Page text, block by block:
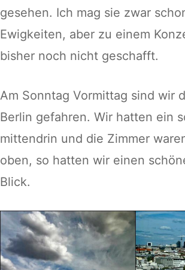
gesehen. Ich mag sie zwar
Ewigkeiten, aber zu einem
bisher noch nicht geschafft.
Am Sonntag Vormittag sind wir
Berlin gefahren. Wir hatten ein
mittendrin und die Zimmer
oben, so hatten wir einen
Blick.